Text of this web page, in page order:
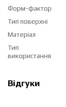
Форм-фактор
Тип поверхні
Матеріал
Тип
використання
Відгуки